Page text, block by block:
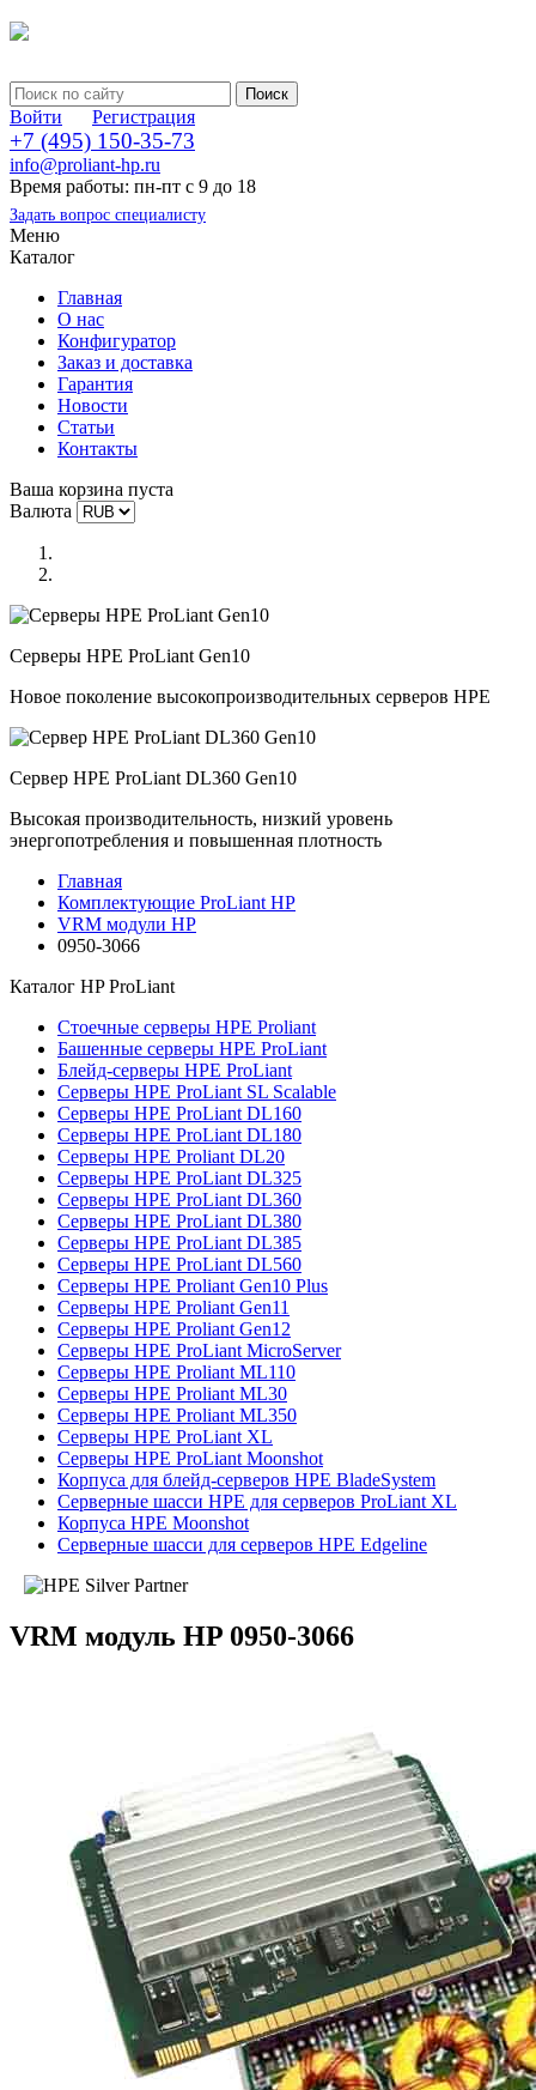
Войти Регистрация
+7 (495) 150-35-73
info@proliant-hp.ru
Время работы: пн-пт с 9 до 18
Задать вопрос специалисту
Меню
Каталог
Главная
О нас
Конфигуратор
Заказ и доставка
Гарантия
Новости
Статьи
Контакты
Ваша корзина пуста
Валюта
Серверы HPE ProLiant Gen10
Новое поколение высокопроизводительных серверов HPE
Сервер HPE ProLiant DL360 Gen10
Высокая производительность, низкий уровень
энергопотребления и повышенная плотность
Главная
Комплектующие ProLiant HP
VRM модули HP
0950-3066
Каталог HP ProLiant
Стоечные серверы HPE Proliant
Башенные серверы HPE ProLiant
Блейд-серверы HPE ProLiant
Серверы HPE ProLiant SL Scalable
Серверы HPE ProLiant DL160
Серверы HPE ProLiant DL180
Серверы HPE Proliant DL20
Серверы HPE ProLiant DL325
Серверы HPE ProLiant DL360
Серверы HPE ProLiant DL380
Серверы HPE ProLiant DL385
Серверы HPE ProLiant DL560
Серверы HPE Proliant Gen10 Plus
Серверы HPE Proliant Gen11
Серверы HPE Proliant Gen12
Серверы HPE ProLiant MicroServer
Серверы HPE Proliant ML110
Серверы HPE Proliant ML30
Серверы HPE Proliant ML350
Серверы HPE ProLiant XL
Серверы HPE ProLiant Moonshot
Корпуса для блейд-серверов HPE BladeSystem
Серверные шасси HPE для серверов ProLiant XL
Корпуса HPE Moonshot
Серверные шасси для серверов HPE Edgeline
VRM модуль HP 0950-3066